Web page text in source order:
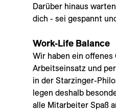
Darüber hinaus
dich - sei gespannt
Work-Life Balance
Wir haben ein offenes
Arbeitseinsatz und
in der Starzinger-
legen deshalb
alle Mitarbeiter Spaß